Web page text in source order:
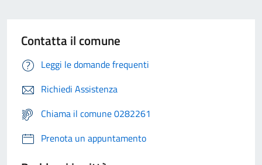
Contatta il comune
Leggi le domande frequenti
Richiedi Assistenza
Chiama il comune 0282261
Prenota un appuntamento